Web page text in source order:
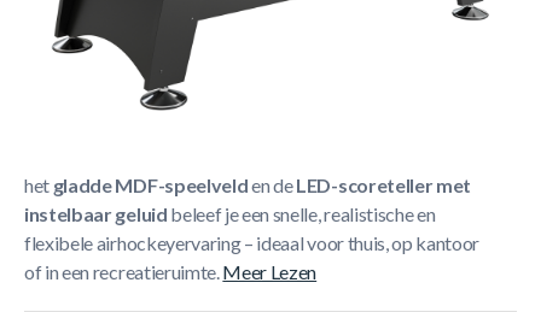
Korte Beschrijving
NORTH Storm Airhockeytafel Zwart/Zwart 7FT
het gladde MDF-speelvelden deLED-scoreteller met
instelbaar geluid beleef je een snelle, realistische en
flexibele airhockeyervaring – ideaal voor thuis, op kantoor
of in een recreatieruimte.Meer Lezen